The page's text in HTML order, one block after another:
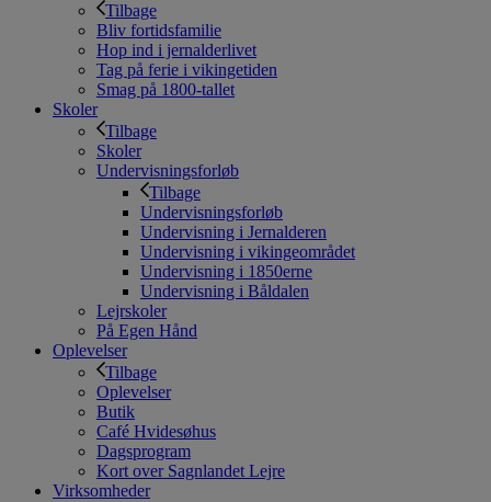
Tilbage
Bliv fortidsfamilie
Hop ind i jernalderlivet
Tag på ferie i vikingetiden
Smag på 1800-tallet
Skoler
Tilbage
Skoler
Undervisningsforløb
Tilbage
Undervisningsforløb
Undervisning i Jernalderen
Undervisning i vikingeområdet
Undervisning i 1850erne
Undervisning i Båldalen
Lejrskoler
På Egen Hånd
Oplevelser
Tilbage
Oplevelser
Butik
Café Hvidesøhus
Dagsprogram
Kort over Sagnlandet Lejre
Virksomheder